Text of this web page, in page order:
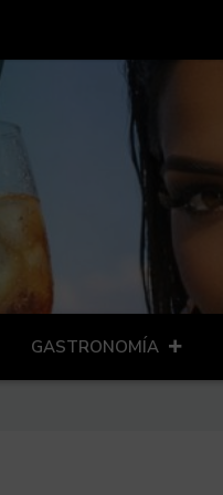
GASTRONOMÍA